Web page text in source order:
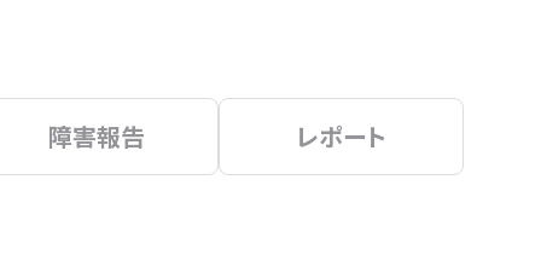
障害報告 レポート